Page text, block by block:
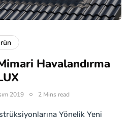
Havalandırma
2019 2 Mins read
Yönelik Yeni